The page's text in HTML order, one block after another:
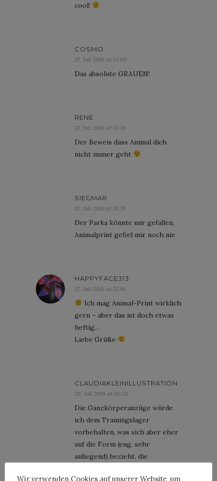
cool!
COSMO
27. Juli 2016 at 13:03
Das absolute GRAUEN!
RENÉ
27. Juli 2016 at 13:39
Der Beweis dass Animal dich
nicht immer geht
SIEGMAR
27. Juli 2016 at 16:29
Der Parka könnte mir gefallen,
Animalprint gefiel mir noch nie
HAPPYFACE313
27. Juli 2016 at 22:16
Ich mag Animal-Print wirklich
gern – aber das ist doch etwas
heftig…
Liebe Grüße
CLAUDIAKLEINILLUSTRATION
28. Juli 2016 at 06:53
Die Ganzkörperanzüge würde
ich dem Trainingslager
vorbehalten, was sich aber eher
auf die Form (eng, sehr
anliegend) bezieht. die
Wir verwenden Cookies auf unserer Website, um